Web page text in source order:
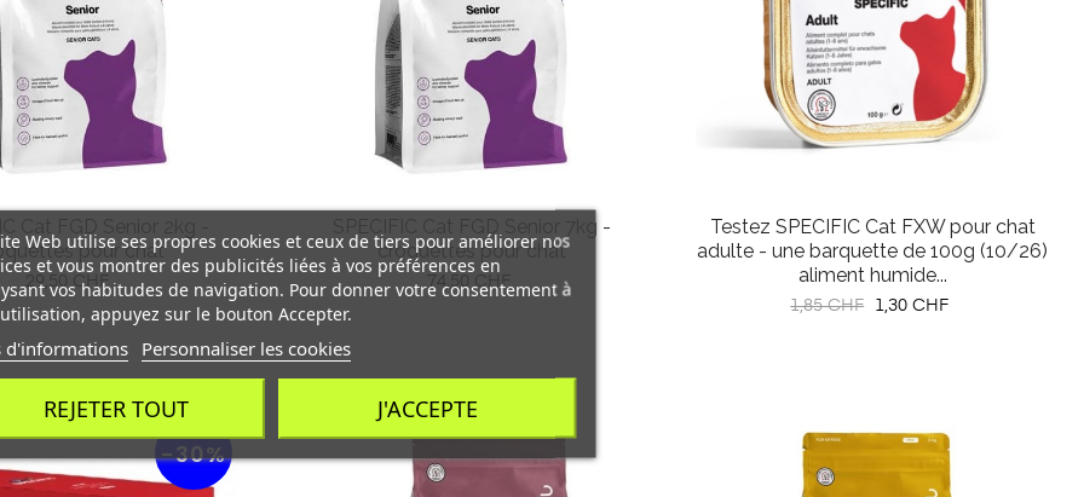
Cat FGD Senior 2kg -
pour chat
Prix
29,50 CHF
SPECIFIC Cat FGD Senior 7kg -
croquettes pour chat
Prix
74,50 CHF
Testez SPECIFIC Cat FXW pour chat
adulte - une barquette de 100g (10/26)
aliment humide...
Prix
1,85 CHF Prix
1,30 CHF
-30%
Web utilise ses propres cookies et ceux de tiers pour améliorer nos
et vous montrer des publicités liées à vos préférences en
vos habitudes de navigation. Pour donner votre consentement à
appuyez sur le bouton Accepter.
d'informations Personnaliser les cookies
REJETER TOUT J'ACCEPTE